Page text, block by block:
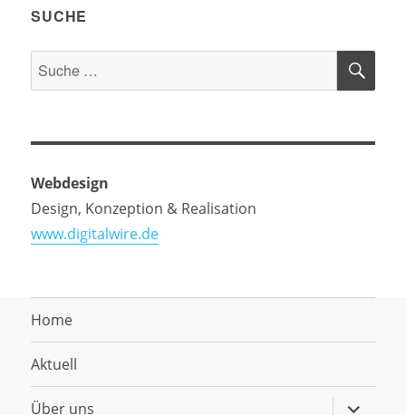
SUCHE
Suche
nach:
Webdesign
Design, Konzeption & Realisation
www.digitalwire.de
Home
Aktuell
Über uns